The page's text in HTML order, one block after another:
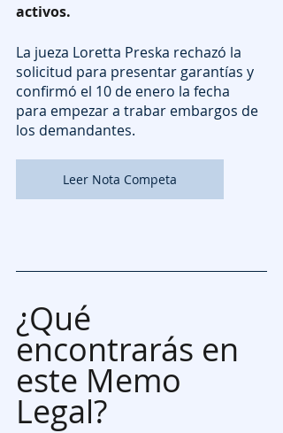
activos.
La jueza Loretta Preska rechazó la
solicitud para presentar garantías y
confirmó el 10 de enero la fecha
para empezar a trabar embargos de
los demandantes.
Leer Nota Competa
¿Qué
encontrarás en
este Memo
Legal?